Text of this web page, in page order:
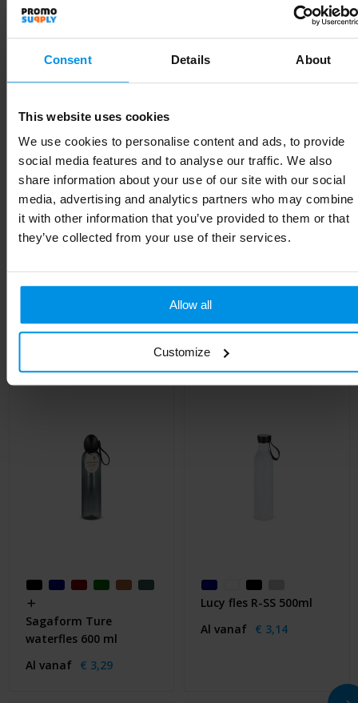
Consent Details About
This website uses cookies
We use cookies to personalise content and ads, to provide
social media features and to analyse our traffic. We also
share information about your use of our site with our social
media, advertising and analytics partners who may combine
it with other information that you’ve provided to them or that
they’ve collected from your use of their services.
Allow all
Customize
Inhoud
Merk Toppoint
Gewicht 260 g
Materiaal Glass, PP
Diameter 6.8 cm
Kleur Transparant / Zwart
Gerelateerde producten
Sagaform Ture
waterfles 600 ml
Al vanaf € 3,29
Lucy fles R-SS 500ml
Al vanaf € 3,14